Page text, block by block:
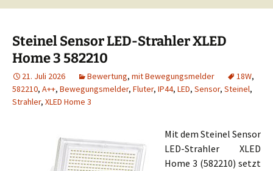
Steinel Sensor LED-Strahler XLED
Home 3 582210
21. Juli 2026 Bewertung, mit Bewegungsmelder 18W,
582210, A++, Bewegungsmelder, Fluter, IP44, LED, Sensor, Steinel,
Strahler, XLED Home 3
Mit dem Steinel Sensor
LED-Strahler XLED
Home 3 (582210) setzt